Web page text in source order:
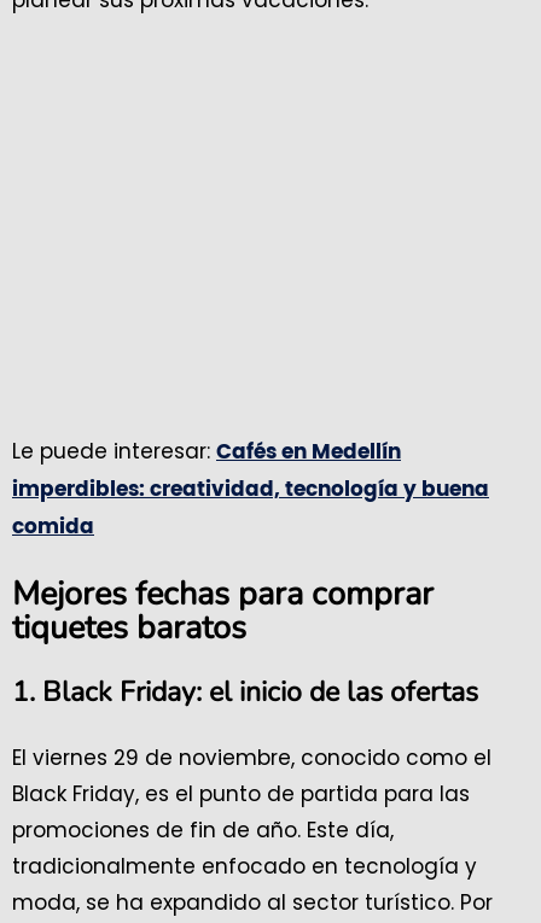
Le puede interesar: Cafés en Medellín
imperdibles: creatividad, tecnología y buena
comida
Mejores fechas para comprar
tiquetes baratos
1. Black Friday: el inicio de las ofertas
El viernes 29 de noviembre, conocido como el
Black Friday, es el punto de partida para las
promociones de fin de año. Este día,
tradicionalmente enfocado en tecnología y
moda, se ha expandido al sector turístico. Por